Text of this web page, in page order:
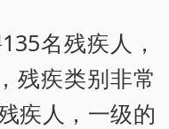
名残疾人，
残疾类别非常
疾人，一级的